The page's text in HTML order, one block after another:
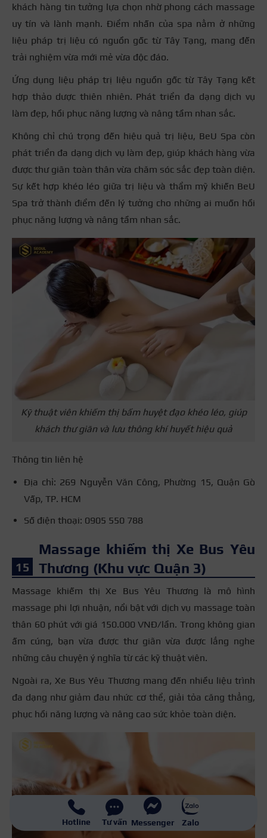
khách hàng tin tưởng lựa chọn nhờ phong cách massage
uy tín và lành mạnh. Điểm nhấn của spa nằm ở những
liệu pháp trị liệu có nguồn gốc từ Tây Tạng, mang đến
trải nghiệm vừa mới mẻ vừa độc đáo.
Ứng dụng liệu pháp trị liệu nguồn gốc từ Tây Tạng kết
hợp thảo dược thiên nhiên. Phát triển đa dạng dịch vụ
làm đẹp, hồi phục năng lượng và nâng tầm nhan sắc.
Không chỉ chú trọng đến hiệu quả trị liệu, BeU Spa còn
phát triển đa dạng dịch vụ làm đẹp, giúp khách hàng vừa
được thư giãn toàn thân vừa chăm sóc sắc đẹp toàn diện.
Sự kết hợp khéo léo giữa trị liệu và thẩm mỹ khiến BeU
Spa trở thành điểm đến lý tưởng cho những ai muốn hồi
phục năng lượng và nâng tầm nhan sắc.
Kỹ thuật viên khiếm thị bấm huyệt đạo khéo léo, giúp
khách thư giãn và lưu thông khí huyết hiệu quả
Thông tin liên hệ
Địa chỉ: 269 Nguyễn Văn Công, Phường 15, Quận Gò
Vấp, TP. HCM
Số điện thoại: 0905 550 788
Massage khiếm thị Xe Bus Yêu
Thương (Khu vực Quận 3)
Massage khiếm thị Xe Bus Yêu Thương là mô hình
massage phi lợi nhuận, nổi bật với dịch vụ massage toàn
thân 60 phút với giá 150.000 VNĐ/lần. Trong không gian
ấm cúng, bạn vừa được thư giãn vừa được lắng nghe
những câu chuyện ý nghĩa từ các kỹ thuật viên.
Ngoài ra, Xe Bus Yêu Thương mang đến nhiều liệu trình
đa dạng như giảm đau nhức cơ thể, giải tỏa căng thẳng,
phục hồi năng lượng và nâng cao sức khỏe toàn diện.
Hotline Tư vấn Messenger Zalo